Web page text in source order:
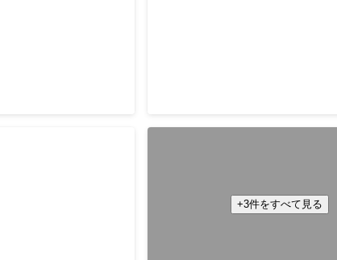
筆・入稿までを担当しました。添
写真撮影、記事執筆などを担当し
に中小企業の社長様、人事担当者
+3件をすべて見る